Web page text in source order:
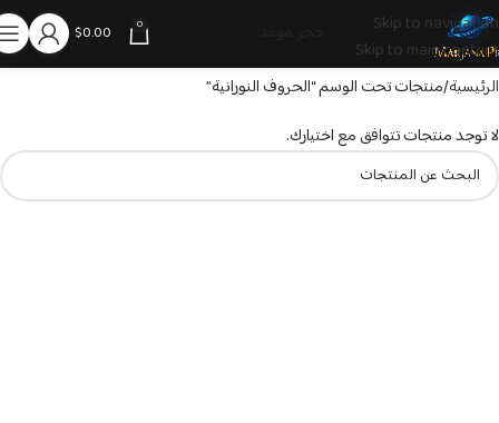
Skip to navigation
Skip to main content
0
$0.00
الرئيسية منتجات تحت الوسم “الحروف النورانية”
لا توجد منتجات تتوافق مع اختيارك.